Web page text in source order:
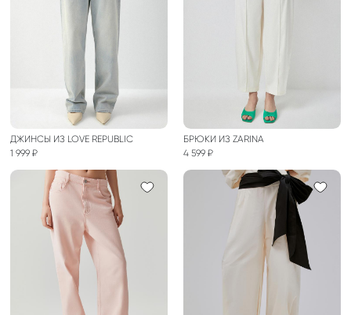
ДЖИНСЫ ИЗ LOVE REPUBLIC
1 999 ₽
БРЮКИ ИЗ ZARINA
4 599 ₽